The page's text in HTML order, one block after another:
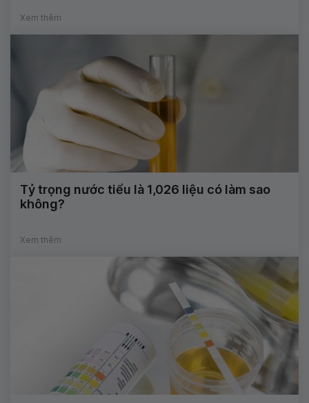
Xem thêm
Tỷ trọng nước tiểu là 1,026 liệu có làm sao
không?
Xem thêm